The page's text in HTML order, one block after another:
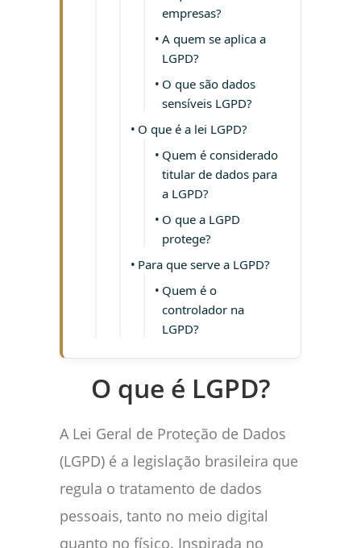
empresas?
A quem se aplica a
LGPD?
O que são dados
sensíveis LGPD?
O que é a lei LGPD?
Quem é considerado
titular de dados para
a LGPD?
O que a LGPD
protege?
Para que serve a LGPD?
Quem é o
controlador na
LGPD?
O que é LGPD?
A Lei Geral de Proteção de Dados
(LGPD) é a legislação brasileira que
regula o tratamento de dados
pessoais, tanto no meio digital
quanto no físico. Inspirada no